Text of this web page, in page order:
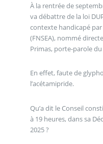
À la rentrée de
va débattre de la loi
contexte handicapé
(FNSEA), nommé
Primas, porte-parole
En effet, faute de
l’acétamipride.
Qu’a dit le Conseil
à 19 heures, dans sa
2025 ?